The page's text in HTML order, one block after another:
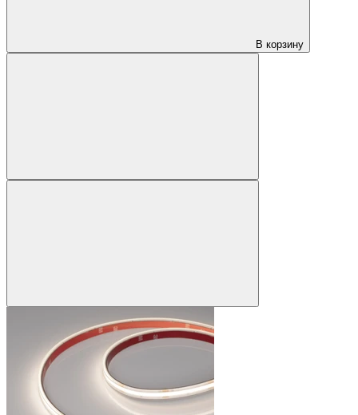
В корзину